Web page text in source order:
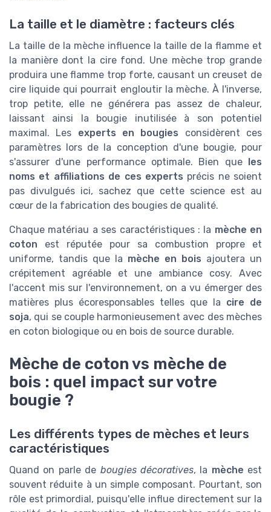
La taille et le diamètre : facteurs clés
La taille de la mèche influence la taille de la flamme et
la manière dont la cire fond. Une mèche trop grande
produira une flamme trop forte, causant un creuset de
cire liquide qui pourrait engloutir la mèche. À l'inverse,
trop petite, elle ne générera pas assez de chaleur,
laissant ainsi la bougie inutilisée à son potentiel
maximal. Les experts en bougies considèrent ces
paramètres lors de la conception d'une bougie, pour
s'assurer d'une performance optimale. Bien que les
noms et affiliations de ces experts précis ne soient
pas divulgués ici, sachez que cette science est au
cœur de la fabrication des bougies de qualité.
Chaque matériau a ses caractéristiques : la mèche en
coton est réputée pour sa combustion propre et
uniforme, tandis que la mèche en bois ajoutera un
crépitement agréable et une ambiance cosy. Avec
l'accent mis sur l'environnement, on a vu émerger des
matières plus écoresponsables telles que la cire de
soja, qui se couple harmonieusement avec des mèches
en coton biologique ou en bois de source durable.
Mèche de coton vs mèche de
bois : quel impact sur votre
bougie ?
Les différents types de mèches et leurs
caractéristiques
Quand on parle de bougies décoratives, la mèche est
souvent réduite à un simple composant. Pourtant, son
rôle est primordial, puisqu'elle influe directement sur la